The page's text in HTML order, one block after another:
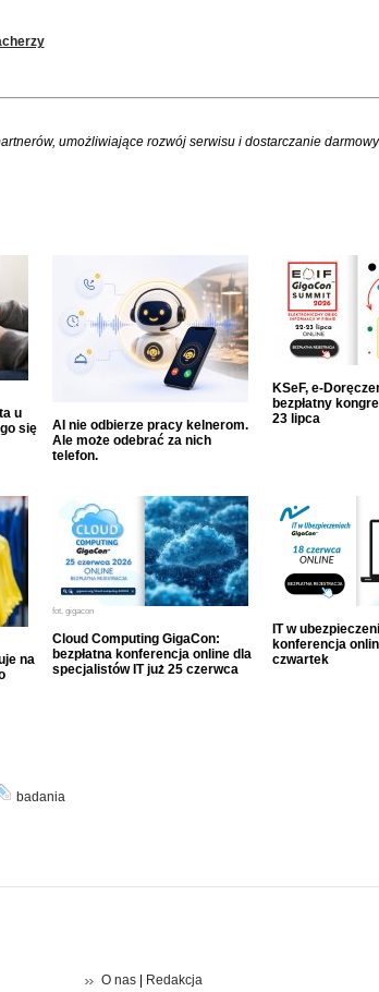
umożliwiające rozwój serwisu i dostarczanie
u
się
AI nie odbierze pracy kelnerom.
Ale może odebrać za nich
telefon.
KSeF, e-
bezpłatny
23 lipca
na
fot. gigacon
Cloud Computing GigaCon:
bezpłatna konferencja online dla
specjalistów IT już 25 czerwca
IT w
konferencja
czwartek
badania
O nas| Redakcja